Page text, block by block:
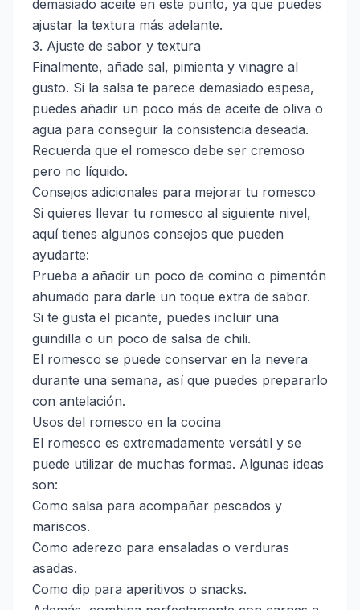
demasiado aceite en este punto, ya que puedes
ajustar la textura más adelante.
3. Ajuste de sabor y textura
Finalmente, añade sal, pimienta y vinagre al
gusto. Si la salsa te parece demasiado espesa,
puedes añadir un poco más de aceite de oliva o
agua para conseguir la consistencia deseada.
Recuerda que el romesco debe ser cremoso
pero no líquido.
Consejos adicionales para mejorar tu romesco
Si quieres llevar tu romesco al siguiente nivel,
aquí tienes algunos consejos que pueden
ayudarte:
Prueba a añadir un poco de comino o pimentón
ahumado para darle un toque extra de sabor.
Si te gusta el picante, puedes incluir una
guindilla o un poco de salsa de chili.
El romesco se puede conservar en la nevera
durante una semana, así que puedes prepararlo
con antelación.
Usos del romesco en la cocina
El romesco es extremadamente versátil y se
puede utilizar de muchas formas. Algunas ideas
son:
Como salsa para acompañar pescados y
mariscos.
Como aderezo para ensaladas o verduras
asadas.
Como dip para aperitivos o snacks.